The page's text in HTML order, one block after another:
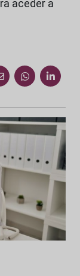
aceder a